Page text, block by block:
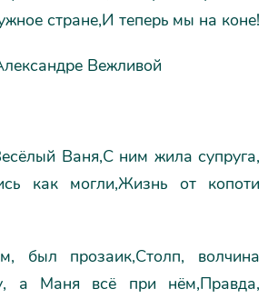
стране,И теперь мы на коне!
Вежливой
Ваня,С ним жила супруга,
как могли,Жизнь от копоти
был прозаик,Столп, волчина
а Маня всё при нём,Правда,